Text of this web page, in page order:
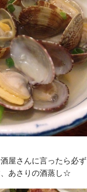
屋さんに言ったら必ず
あさりの酒蒸し☆